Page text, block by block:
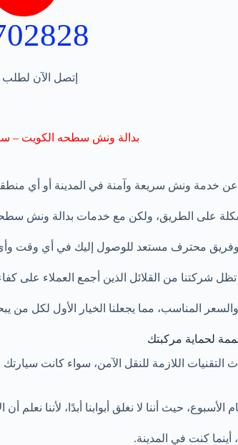
إتصل الآن
بدالة ونش سطحه الكويت –
خدمة ونش سريعة وآمنة في المدينة أو أي
على الطريق، ولكن مع خدمات بدالة ونش
محترف مستعد للوصول إليك في أي وقت وأي
شركتنا من القلائل الذين أجمع العملاء على
والسعر المناسب، مما يجعلنا الخيار الأول
لحماية مركبتك
التقنيات اللازمة للنقل الآمن، سواء كانت
كنت في المدينة.